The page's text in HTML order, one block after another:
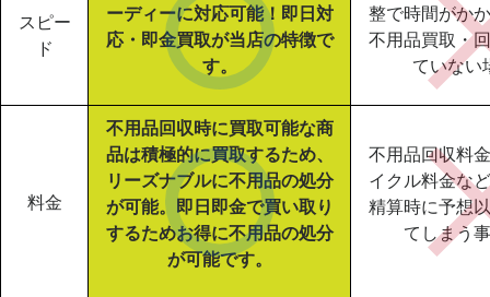
スピー
ド
ーディーに対応可能！即日対
応・即金買取が当店の特徴で
す。
整で時間がか
不用品買取・
ていない
料金
不用品回収時に買取可能な商
品は積極的に買取するため、
リーズナブルに不用品の処分
が可能。即日即金で買い取り
するためお得に不用品の処分
が可能です。
不用品回収料
イクル料金な
精算時に予想
てしまう